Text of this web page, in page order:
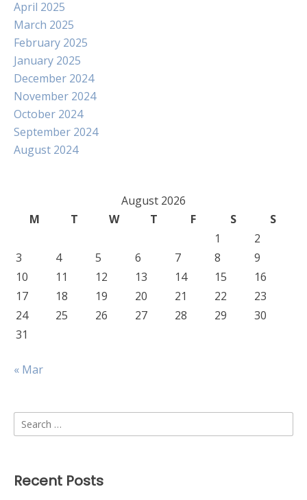
April 2025
March 2025
February 2025
January 2025
December 2024
November 2024
October 2024
September 2024
August 2024
August 2026
M
T W T F S
S
1
2
3
4 5 6 7 8
9
10
11 12 13 14 15
16
17
18 19 20 21 22
23
24
25 26 27 28 29
30
31
« Mar
Search
for:
Recent Posts